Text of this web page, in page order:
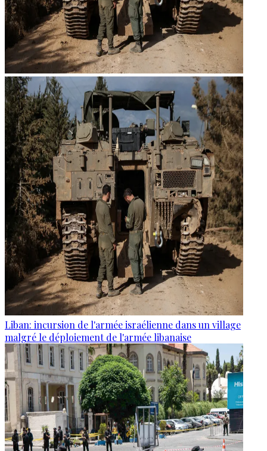
Liban: incursion de l'armée israélienne dans un village
malgré le déploiement de l'armée libanaise